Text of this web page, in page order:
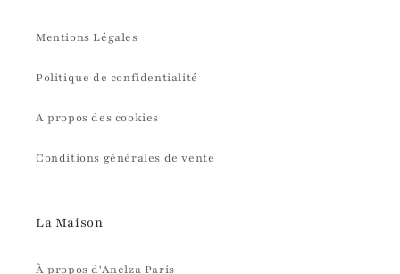
Mentions Légales
Politique de confidentialité
A propos des cookies
Conditions générales de vente
La Maison
À propos d'Anelza Paris